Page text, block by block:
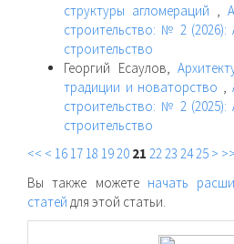
структуры агломераций ,
строительство: № 2 (2026):
строительство
Георгий Есаулов,
традиции и новаторство ,
строительство: № 2 (2025):
строительство
<< < 16 17 18 1920 21 2223 2425 > >>
Вы также можете начать
статей для этой статьи.